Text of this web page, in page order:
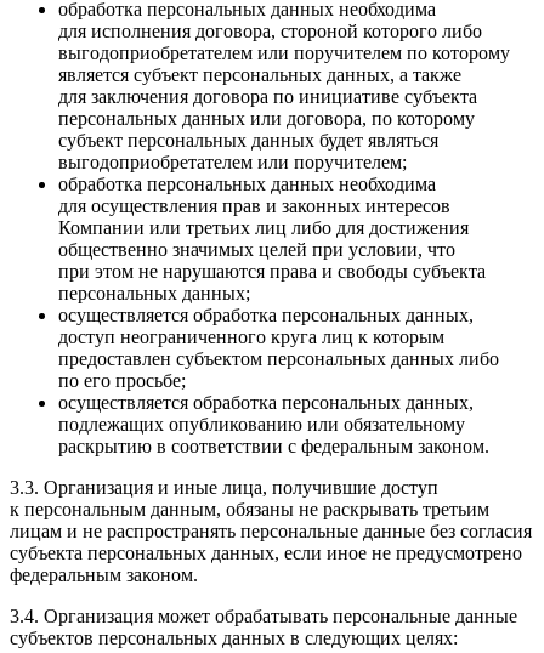
обработка персональных данных необходима
для исполнения договора, стороной которого либо
выгодоприобретателем или поручителем по которому
является субъект персональных данных, а также
для заключения договора по инициативе субъекта
персональных данных или договора, по которому
субъект персональных данных будет являться
выгодоприобретателем или поручителем;
обработка персональных данных необходима
для осуществления прав и законных интересов
Компании или третьих лиц либо для достижения
общественно значимых целей при условии, что
при этом не нарушаются права и свободы субъекта
персональных данных;
осуществляется обработка персональных данных,
доступ неограниченного круга лиц к которым
предоставлен субъектом персональных данных либо
по его просьбе;
осуществляется обработка персональных данных,
подлежащих опубликованию или обязательному
раскрытию в соответствии с федеральным законом.
3.3. Организация и иные лица, получившие доступ
к персональным данным, обязаны не раскрывать третьим
лицам и не распространять персональные данные без согласия
субъекта персональных данных, если иное не предусмотрено
федеральным законом.
3.4. Организация может обрабатывать персональные данные
субъектов персональных данных в следующих целях: